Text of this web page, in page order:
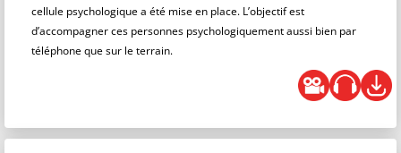
cellule psychologique a été mise en place. L’objectif est
d’accompagner ces personnes psychologiquement aussi bien par
téléphone que sur le terrain.